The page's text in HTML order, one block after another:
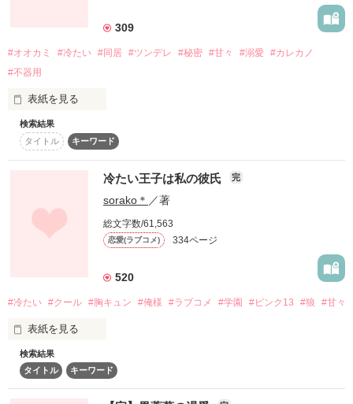
yu_ri_様
瀬名☆なず様
スミレ&デイジー様
本当にありがとうございます！
start 2015.04.10
end  2015.07.07
おまけstart 2015.08.06
「俺、恋羽が思っている以上にお前に惚れてるから」
それは……
信じられないくらい嬉しいことだっだけど……。
「こんくらいで泣くの？
「付き合ってること、バレるとかほんとに無理」
凪くんは、こーやって死ぬほど切り離してくるときもあれば
「一葉ってほんと危機感ないよね」
死ぬほど、甘やかしてくれるときもある。
どっちが本物の凪くんなの。ってぐらいに違うの。
そんな彼のことが大嫌いだった、というのに……
突然、彼と文化祭委員をやることになって！？
キスやめねぇから」
309
#オオカミ #冷たい #同居 #ツンデレ #秘密 #甘々 #溺愛
#カレカノ
#不器用
表紙を見る
「だって、真琴くん言ってたじゃない？18になったら華湖の事
貰うって。
だから、予行練習みたいなもので……1年同居してくれな
冷たい？オオカミ彼氏
水無瀬 真琴
検索結果
タイトル
キーワード
冷たい王子は私の彼氏 完
sorako＊ ／著
総文字数/61,563
恋愛(ラブコメ) 334ページ
520
#冷たい #クール #胸キュン #俺様 #ラブコメ #学園 #ピンク13 #狼 #甘々
表紙を見る
私の彼氏は、冷たいです。
検索結果
タイトル
キーワード